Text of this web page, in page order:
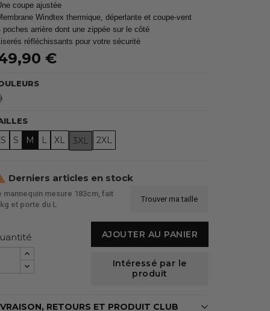
coupe ajustée
Windtex thermique, déperlante et coupe-vent
poches arrière dont une zippée sur le côté
réfléchissants pour votre sécurité
€
Noir
S M L XL 3XL 2XL
Derniers articles en stock
mannequin mesure 183cm, fait
et porte du L
Trouver ma taille
AJOUTER AU PANIER
Intéressé par le
produit
RETOURS ET PRODUIT CLUB